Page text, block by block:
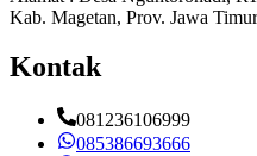
Kab. Magetan, Prov. Jawa Timur
Kontak
081236106999
085386693666